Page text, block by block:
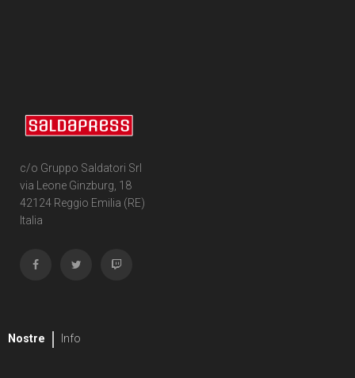
c/o Gruppo Saldatori Srl
via Leone Ginzburg, 18
42124 Reggio Emilia (RE)
Italia
Nostre Info